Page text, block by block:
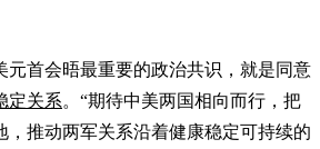
元首会晤最重要的政治共识，就是同意
定关系。“期待中美两国相向而行，把
，推动两军关系沿着健康稳定可持续的